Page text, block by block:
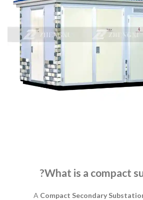
What is a compact
A Compact Secondary